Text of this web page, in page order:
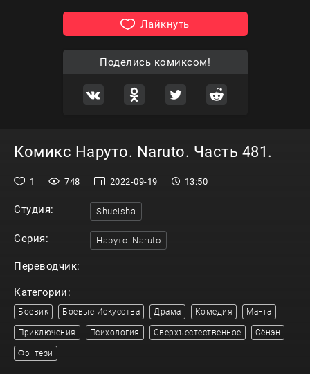
Лайкнуть
Поделись комиксом!
Комикс Наруто. Naruto. Часть 481.
1 748 2022-09-19 13:50
Студия: Shueisha
Серия: Наруто. Naruto
Переводчик:
Категории:
Боевик Боевые Искусства Драма Комедия Манга
Приключения Психология Сверхъестественное Сёнэн
Фэнтези